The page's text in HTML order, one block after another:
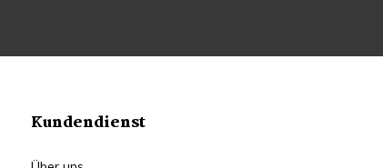
Kundendienst